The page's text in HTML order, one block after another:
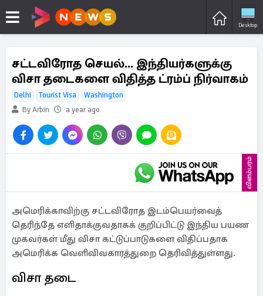
Desktop
சட்டவிரோத செயல்... இந்தியர்களுக்கு
விசா தடைகளை விதித்த ட்ரம்ப் நிர்வாகம்
Delhi Tourist Visa
Washington
By Arbin
a year ago
விளம்பரம்
அமெரிக்காவிற்கு சட்டவிரோத இடம்பெயர்வைத்
தெரிந்தே எளிதாக்குவதாகக் குறிப்பிட்டு இந்திய பயண
முகவர்கள் மீது விசா கட்டுப்பாடுகளை விதிப்பதாக
அமெரிக்க வெளிவிவகாரத்துறை தெரிவித்துள்ளது.
விசா தடை